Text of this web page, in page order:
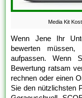
Media Kit
Wenn Jene Ihr
bewerten müssen,
aufpassen. Wenn
Bewertung ratsam
rechnen oder einen
Sie den nützlichsten